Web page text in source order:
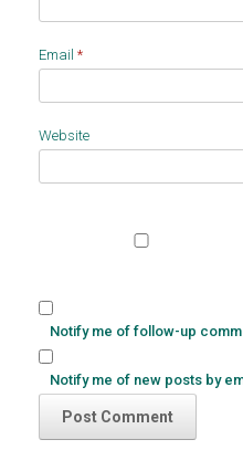
Email *
Website
Notify me of follow-up
Notify me of new posts by